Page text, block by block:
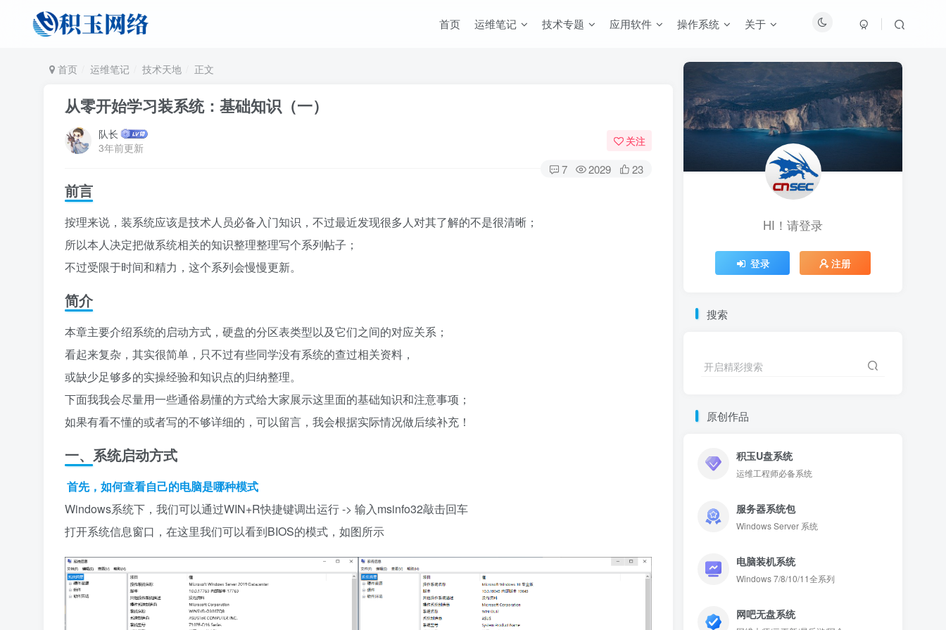
首页 运维笔记 技术专题 应用软件 操作系统 关于
首页 运维笔记 技术天地 正文
从零开始学习装系统：基础知识（一）
队长
3年前更新
关注
7 2029 23
前言
按理来说，装系统应该是技术人员必备入门知识，不过最近发现很多人对其了解的不是很清晰；
所以本人决定把做系统相关的知识整理整理写个系列帖子；
不过受限于时间和精力，这个系列会慢慢更新。
简介
本章主要介绍系统的启动方式，硬盘的分区表类型以及它们之间的对应关系；
看起来复杂，其实很简单，只不过有些同学没有系统的查过相关资料，
或缺少足够多的实操经验和知识点的归纳整理。
下面我我会尽量用一些通俗易懂的方式给大家展示这里面的基础知识和注意事项；
如果有看不懂的或者写的不够详细的，可以留言，我会根据实际情况做后续补充！
一、系统启动方式
首先，如何查看自己的电脑是哪种模式
Windows系统下，我们可以通过WIN+R快捷键调出运行 -> 输入msinfo32敲击回车
打开系统信息窗口，在这里我们可以看到BIOS的模式，如图所示
HI！请登录
登录 注册
搜索
开启精彩搜索
原创作品
积玉U盘系统
运维工程师必备系统
服务器系统包
Windows Server 系统
电脑装机系统
Windows 7/8/10/11全系列
网吧无盘系统